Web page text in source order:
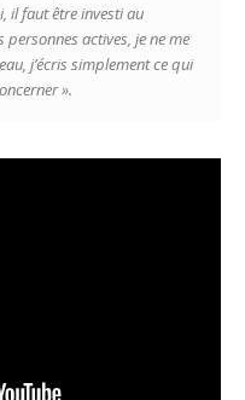
il faut être investi au
actives, je ne me
j’écris simplement ce qui
».